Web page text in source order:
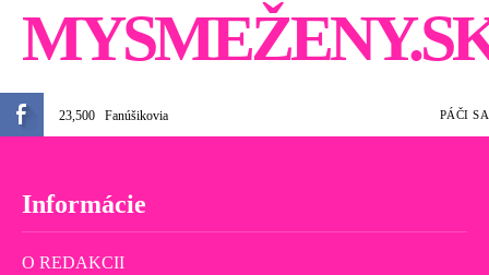
23,500 Fanúšikovia PÁČI SA
Informácie
O REDAKCII